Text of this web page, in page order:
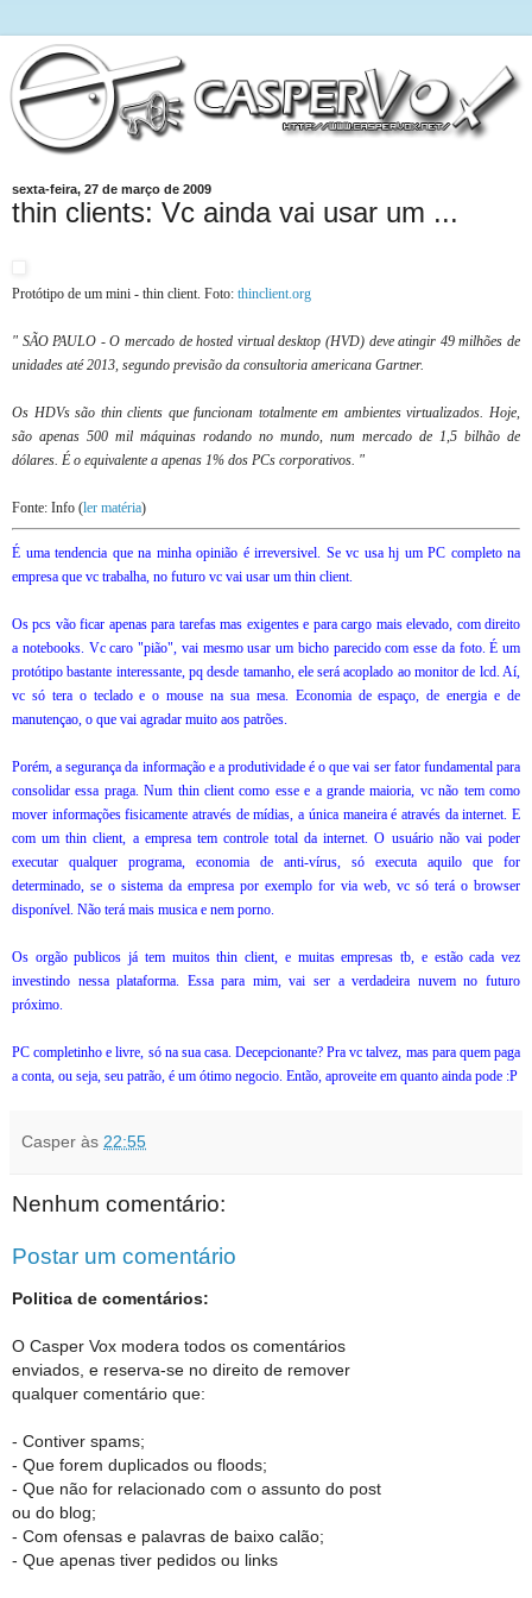
sexta-feira, 27 de março de 2009
thin clients: Vc ainda vai usar um ...
Protótipo de um mini - thin client. Foto: thinclient.org
" SÃO PAULO - O mercado de hosted virtual desktop (HVD) deve atingir 49 milhões de
unidades até 2013, segundo previsão da consultoria americana Gartner.
Os HDVs são thin clients que funcionam totalmente em ambientes virtualizados. Hoje,
são apenas 500 mil máquinas rodando no mundo, num mercado de 1,5 bilhão de
dólares. É o equivalente a apenas 1% dos PCs corporativos. "
Fonte: Info (ler matéria)
É uma tendencia que na minha opinião é irreversivel. Se vc usa hj um PC completo na
empresa que vc trabalha, no futuro vc vai usar um thin client.
Os pcs vão ficar apenas para tarefas mas exigentes e para cargo mais elevado, com direito
a notebooks. Vc caro "pião", vai mesmo usar um bicho parecido com esse da foto. É um
protótipo bastante interessante, pq desde tamanho, ele será acoplado ao monitor de lcd. Aí,
vc só tera o teclado e o mouse na sua mesa. Economia de espaço, de energia e de
manutençao, o que vai agradar muito aos patrões.
Porém, a segurança da informação e a produtividade é o que vai ser fator fundamental para
consolidar essa praga. Num thin client como esse e a grande maioria, vc não tem como
mover informações fisicamente através de mídias, a única maneira é através da internet. E
com um thin client, a empresa tem controle total da internet. O usuário não vai poder
executar qualquer programa, economia de anti-vírus, só executa aquilo que for
determinado, se o sistema da empresa por exemplo for via web, vc só terá o browser
disponível. Não terá mais musica e nem porno.
Os orgão publicos já tem muitos thin client, e muitas empresas tb, e estão cada vez
investindo nessa plataforma. Essa para mim, vai ser a verdadeira nuvem no futuro
próximo.
PC completinho e livre, só na sua casa. Decepcionante? Pra vc talvez, mas para quem paga
a conta, ou seja, seu patrão, é um ótimo negocio. Então, aproveite em quanto ainda pode :P
Casper às 22:55
Nenhum comentário:
Postar um comentário
Politica de comentários:
O Casper Vox modera todos os comentários
enviados, e reserva-se no direito de remover
qualquer comentário que:
- Contiver spams;
- Que forem duplicados ou floods;
- Que não for relacionado com o assunto do post
ou do blog;
- Com ofensas e palavras de baixo calão;
- Que apenas tiver pedidos ou links